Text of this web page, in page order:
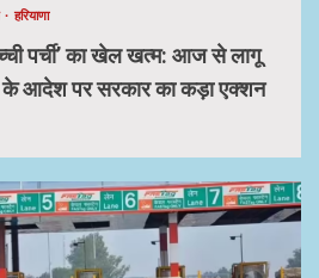
हरियाणा
पर्ची’ का खेल खत्म: आज से लागू
के आदेश पर सरकार का कड़ा एक्शन